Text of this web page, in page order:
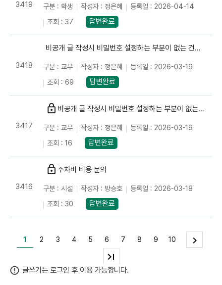
3419 구분 : 학생 작성자 : 정은혜
등록일 : 2026-04-14
조회 : 37
답변완료
3418
비공개 글 작성시 비밀번호 설정하는 부분이 없는 건에 대하여
구분 : 교무 작성자 : 정은혜
등록일 : 2026-03-19
조회 : 69
답변완료
3417
lock 비공개 글 작성시 비밀번호 설정하는 부분이 없는 건에 대하여
구분 : 교무 작성자 : 정은혜
등록일 : 2026-03-19
조회 : 16
답변완료
3416
lock 주차비 비용 문의
구분 : 시설 작성자 : 방승호
등록일 : 2026-03-18
조회 : 30
답변완료
1 2 3 4 5 6 7 8 9 10
글쓰기는 로그인 후 이용 가능합니다.